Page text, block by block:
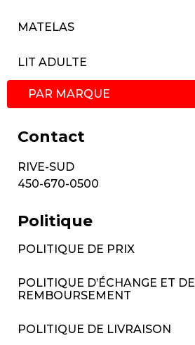
MATELAS
LIT ADULTE
PAR MARQUE
Contact
RIVE-SUD
450-670-0500
Politique
POLITIQUE DE PRIX
POLITIQUE D’ÉCHANGE ET DE
REMBOURSEMENT
POLITIQUE DE LIVRAISON